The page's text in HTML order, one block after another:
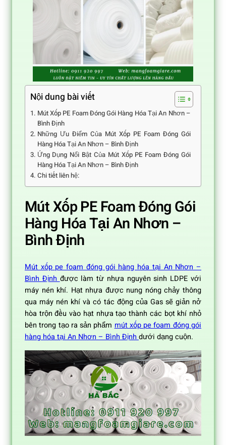
Nội dung bài viết
Mút Xốp PE Foam Đóng Gói Hàng Hóa Tại An Nhơn –
Bình Định
Những Ưu Điểm Của Mút Xốp PE Foam Đóng Gói
Hàng Hóa Tại An Nhơn – Bình Định
Ứng Dụng Nổi Bật Của Mút Xốp PE Foam Đóng Gói
Hàng Hóa Tại An Nhơn – Bình Định
Chi tiết liên hệ:
Mút Xốp PE Foam Đóng Gói
Hàng Hóa Tại An Nhơn –
Bình Định
Mút xốp pe foam đóng gói hàng hóa tại An Nhơn –
Bình Định được làm từ nhựa nguyên sinh LDPE với
máy nén khí. Hạt nhựa được nung nóng chảy thông
qua máy nén khí và có tác động của Gas sẽ giản nở
hòa trộn đều vào hạt nhựa tạo thành các bọt khí nhỏ
bên trong tạo ra sản phẩm mút xốp pe foam đóng gói
hàng hóa tại An Nhơn – Bình Định dưới dạng cuộn.